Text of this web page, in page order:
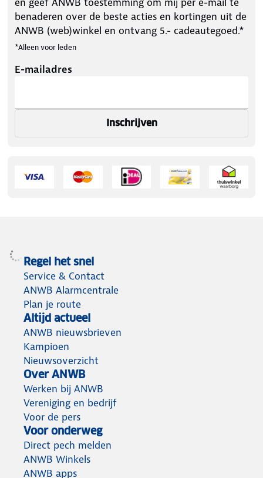
benaderen over de beste acties en kortingen uit de
ANWB (web)winkel en ontvang 5.- cadeautegoed.*
*Alleen voor leden
E-mailadres
Inschrijven
Regel het snel
Service & Contact
ANWB Alarmcentrale
Plan je route
Altijd actueel
ANWB nieuwsbrieven
Kampioen
Nieuwsoverzicht
Over ANWB
Werken bij ANWB
Vereniging en bedrijf
Voor de pers
Voor onderweg
Direct pech melden
ANWB Winkels
ANWB apps